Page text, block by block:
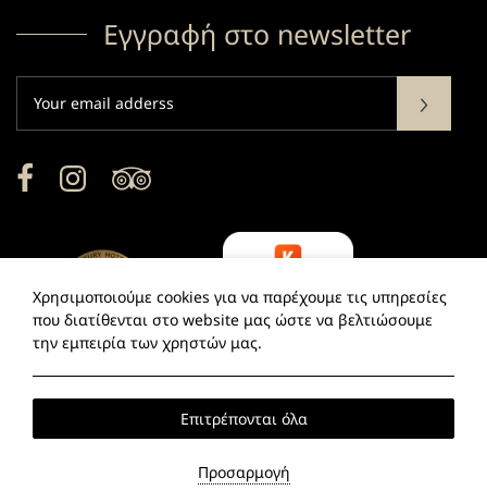
Εγγραφή στο newsletter
FacebookInstagramTripAdvisor
ΑΡ.ΓΝΩΣΤΟΠΟΙΗΣΗΣ: 1113626.
by: HOTELWIZE
Χρησιμοποιούμε cookies για να παρέχουμε τις υπηρεσίες
που διατίθενται στο website μας ώστε να βελτιώσουμε
την εμπειρία των χρηστών μας.
Επιτρέπονται όλα
Προσαρμογή